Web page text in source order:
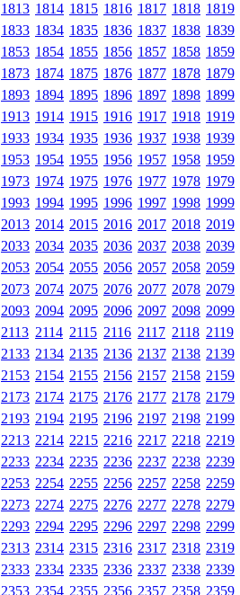
1813 1814 1815 1816 1817 1818 1819
1833 1834 1835 1836 1837 1838 1839
1853 1854 1855 1856 1857 1858 1859
1873 1874 1875 1876 1877 1878 1879
1893 1894 1895 1896 1897 1898 1899
1913 1914 1915 1916 1917 1918 1919
1933 1934 1935 1936 1937 1938 1939
1953 1954 1955 1956 1957 1958 1959
1973 1974 1975 1976 1977 1978 1979
1993 1994 1995 1996 1997 1998 1999
2013 2014 2015 2016 2017 2018 2019
2033 2034 2035 2036 2037 2038 2039
2053 2054 2055 2056 2057 2058 2059
2073 2074 2075 2076 2077 2078 2079
2093 2094 2095 2096 2097 2098 2099
2113 2114 2115 2116 2117 2118 2119
2133 2134 2135 2136 2137 2138 2139
2153 2154 2155 2156 2157 2158 2159
2173 2174 2175 2176 2177 2178 2179
2193 2194 2195 2196 2197 2198 2199
2213 2214 2215 2216 2217 2218 2219
2233 2234 2235 2236 2237 2238 2239
2253 2254 2255 2256 2257 2258 2259
2273 2274 2275 2276 2277 2278 2279
2293 2294 2295 2296 2297 2298 2299
2313 2314 2315 2316 2317 2318 2319
2333 2334 2335 2336 2337 2338 2339
2353 2354 2355 2356 2357 2358 2359